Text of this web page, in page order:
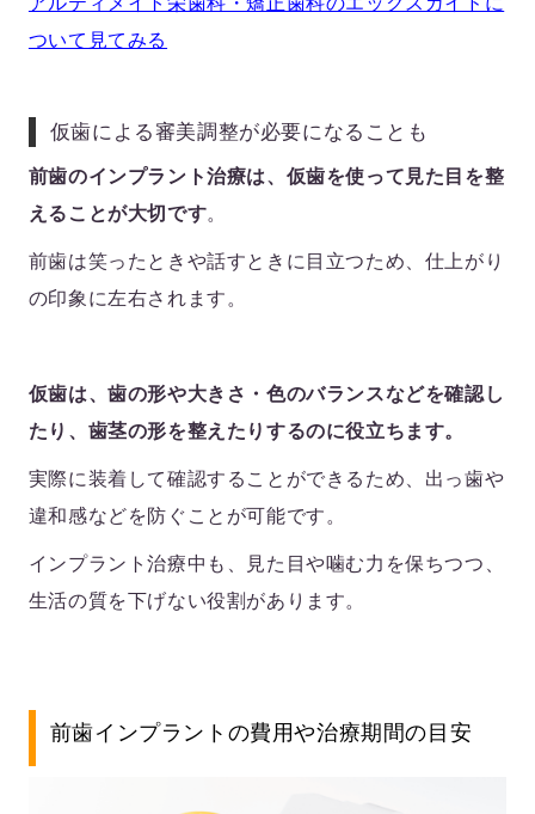
ついて見てみる
仮歯による審美調整が必要になることも
前歯のインプラント治療は、仮歯を使って見た目を整
えることが大切です。
前歯は笑ったときや話すときに目立つため、仕上がり
の印象に左右されます。
仮歯は、歯の形や大きさ・色のバランスなどを確認し
たり、歯茎の形を整えたりするのに役立ちます。
実際に装着して確認することができるため、出っ歯や
違和感などを防ぐことが可能です。
インプラント治療中も、見た目や噛む力を保ちつつ、
生活の質を下げない役割があります。
前歯インプラントの費用や治療期間の目安